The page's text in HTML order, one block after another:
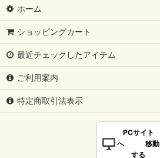
ホーム
ショッピングカート
最近チェックしたアイテム
ご利用案内
特定商取引法表示
PCサイト
へ 移動
する